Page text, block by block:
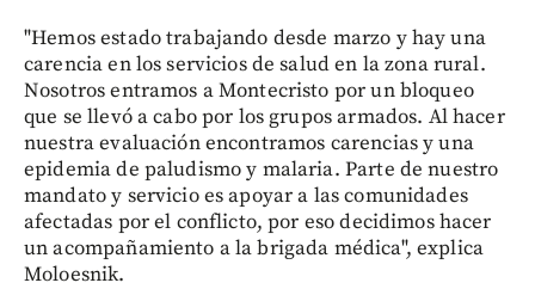
"Hemos estado trabajando desde marzo y hay una
carencia en los servicios de salud en la zona rural.
Nosotros entramos a Montecristo por un bloqueo
que se llevó a cabo por los grupos armados. Al hacer
nuestra evaluación encontramos carencias y una
epidemia de paludismo y malaria. Parte de nuestro
mandato y servicio es apoyar a las comunidades
afectadas por el conflicto, por eso decidimos hacer
un acompañamiento a la brigada médica", explica
Moloesnik.